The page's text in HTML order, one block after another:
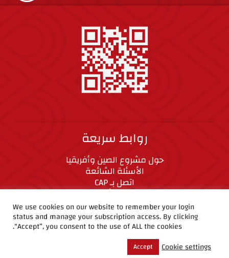
روابط سريعة
حول مشروع الصين وأفريقيا
الأسئلة الشائعة
اتصل بـ CAP
المعايير الأخلاقية
We use cookies on our website to remember your login
status and manage your subscription access. By clicking
“Accept”, you consent to the use of ALL the cookies.
Cookie settings
Accept